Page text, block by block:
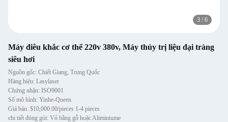
3 / 6
Máy điêu khắc cơ thể 220v 380v, Máy thủy trị liệu đại tràng
siêu hơi
Nguồn gốc: Chiết Giang, Trung Quốc
Hàng hiệu: Lasylaser
Chứng nhận: ISO9001
Số mô hình: Yinhe-Queen
Giá bán: $10,000.00/pieces 1-4 pieces
chi tiết đóng gói: Vỏ bằng gỗ hoặc Aliminiume